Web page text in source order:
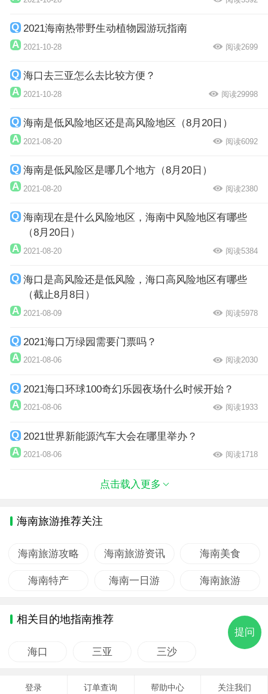
2021海南热带野生动植物园游玩指南
2021-10-28 阅读2699
海口去三亚怎么去比较方便？
2021-10-28 阅读29998
海南是低风险地区还是高风险地区（8月20日）
2021-08-20 阅读6092
海南是低风险区是哪几个地方（8月20日）
2021-08-20 阅读2380
海南现在是什么风险地区，海南中风险地区有哪些
（8月20日）
2021-08-20 阅读5384
海口是高风险还是低风险，海口高风险地区有哪些
（截止8月8日）
2021-08-09 阅读5978
2021海口万绿园需要门票吗？
2021-08-06 阅读2030
2021海口环球100奇幻乐园夜场什么时候开始？
2021-08-06 阅读1933
2021世界新能源汽车大会在哪里举办？
2021-08-06 阅读1718
点击载入更多
海南旅游推荐关注
海南旅游攻略 海南旅游资讯 海南美食
海南特产 海南一日游 海南旅游
相关目的地指南推荐
海口 三亚 三沙
提问
登录 订单查询 帮助中心 关注我们